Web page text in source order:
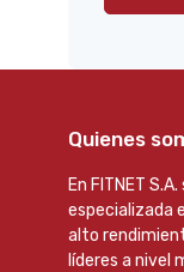
Quienes
En FITNET
especializada
alto
líderes a nivel